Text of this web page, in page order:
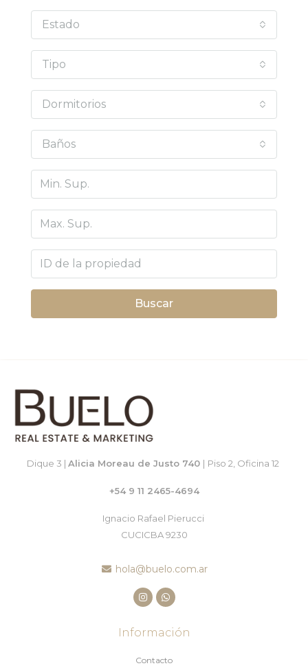
Estado
Tipo
Dormitorios
Baños
Buscar
Dique 3 | Alicia Moreau de Justo 740 | Piso 2, Oficina 12
+54 9 11 2465-4694
Ignacio Rafael Pierucci
CUCICBA 9230
hola@buelo.com.ar
Información
Contacto